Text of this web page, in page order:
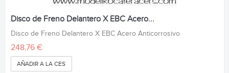
Disco de Freno Delantero X EBC Acero...
Disco de Freno Delantero X EBC Acero Anticorrosivo
248,76 €
AÑADIR A LA CESTA